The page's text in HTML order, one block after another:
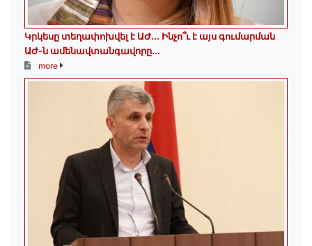
Կրկեսը տեղափոխվել է ԱԺ... Ինչո՞ւ է այս գումարման
ԱԺ-ն ամենավտանգավորը...
more